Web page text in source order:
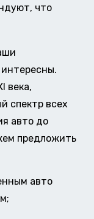
что
века,
спектр всех
авто до
предложить
авто